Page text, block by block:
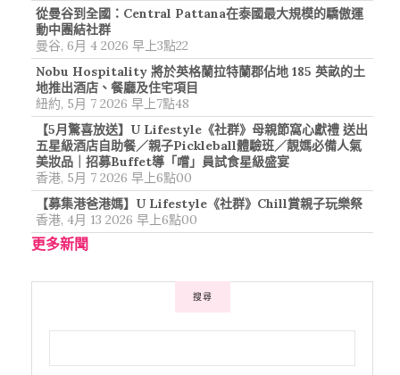
從曼谷到全國：Central Pattana在泰國最大規模的驕傲運
動中團結社群
曼谷, 6月 4 2026 早上3點22
Nobu Hospitality 將於英格蘭拉特蘭郡佔地 185 英畝的土
地推出酒店、餐廳及住宅項目
紐約, 5月 7 2026 早上7點48
【5月驚喜放送】U Lifestyle《社群》母親節窩心獻禮 送出
五星級酒店自助餐／親子Pickleball體驗班／靚媽必備人氣
美妝品｜招募Buffet導「嚐」員試食星級盛宴
香港, 5月 7 2026 早上6點00
【募集港爸港媽】U Lifestyle《社群》Chill賞親子玩樂祭
香港, 4月 13 2026 早上6點00
更多新聞
搜尋